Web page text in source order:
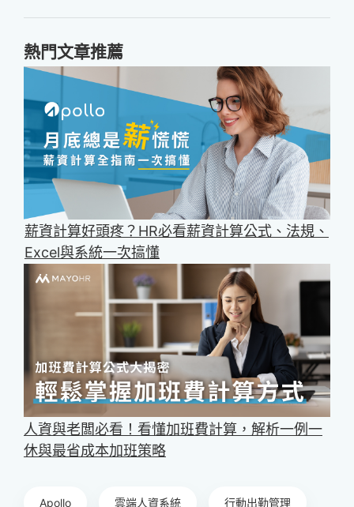
熱門文章推薦
薪資計算好頭疼？HR必看薪資計算公式、法規、
Excel與系統一次搞懂
人資與老闆必看！看懂加班費計算，解析一例一
休與最省成本加班策略
Apollo 雲端人資系統 行動出勤管理